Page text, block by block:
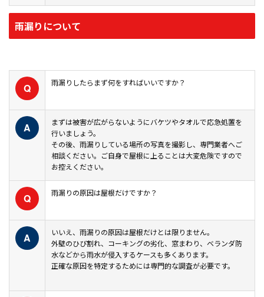
雨漏りについて
Q 雨漏りしたらまず何をすればいいですか？
A
まずは被害が広がらないようにバケツやタオルで応急処置を
行いましょう。
その後、雨漏りしている場所の写真を撮影し、専門業者へご
相談ください。ご自身で屋根に上ることは大変危険ですので
お控えください。
Q 雨漏りの原因は屋根だけですか？
A
いいえ、雨漏りの原因は屋根だけとは限りません。
外壁のひび割れ、コーキングの劣化、窓まわり、ベランダ防
水などから雨水が侵入するケースも多くあります。
正確な原因を特定するためには専門的な調査が必要です。